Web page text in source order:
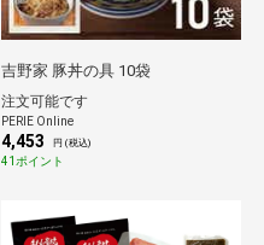
吉野家 豚丼の具 10袋
注文可能です
PERIE Online
4,453 円 (税込)
41ポイント